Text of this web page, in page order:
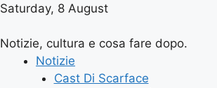
Saturday, 8 August
Notizie, cultura e cosa fare dopo.
Notizie
Cast Di Scarface